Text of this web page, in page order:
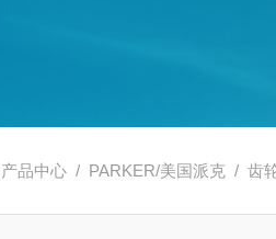
产品中心 / PARKER/美国派克 /齿